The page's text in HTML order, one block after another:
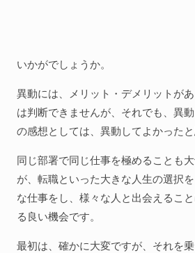
いかがでしょうか。
異動には、メリット・デメリットが
は判断できませんが、それでも、異
の感想としては、異動してよかったと
同じ部署で同じ仕事を極めることも
が、転職といった大きな人生の選択
な仕事をし、様々な人と出会えるこ
る良い機会です。
最初は、確かに大変ですが、それを